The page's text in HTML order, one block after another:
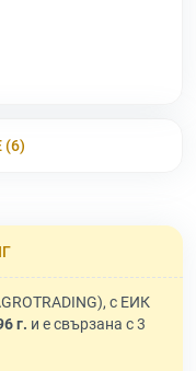
с ЕИК
г. и е свързана с 3